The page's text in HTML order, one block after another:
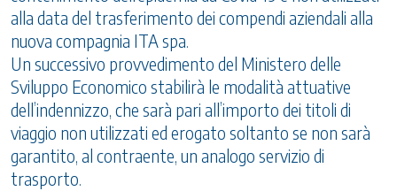
alla data del trasferimento dei compendi aziendali alla
nuova compagnia ITA spa.
Un successivo provvedimento del Ministero delle
Sviluppo Economico stabilirà le modalità attuative
dell’indennizzo, che sarà pari all’importo dei titoli di
viaggio non utilizzati ed erogato soltanto se non sarà
garantito, al contraente, un analogo servizio di
trasporto.